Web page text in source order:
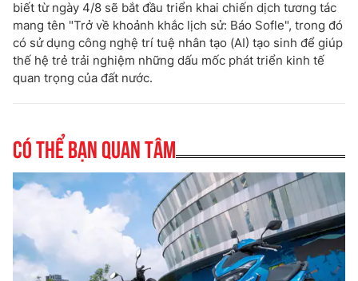
biết từ ngày 4/8 sẽ bắt đầu triển khai chiến dịch tương tác
mang tên "Trở về khoảnh khắc lịch sử: Báo Sofle", trong đó
có sử dụng công nghệ trí tuệ nhân tạo (AI) tạo sinh để giúp
thế hệ trẻ trải nghiệm những dấu mốc phát triển kinh tế
quan trọng của đất nước.
Có thể bạn quan tâm